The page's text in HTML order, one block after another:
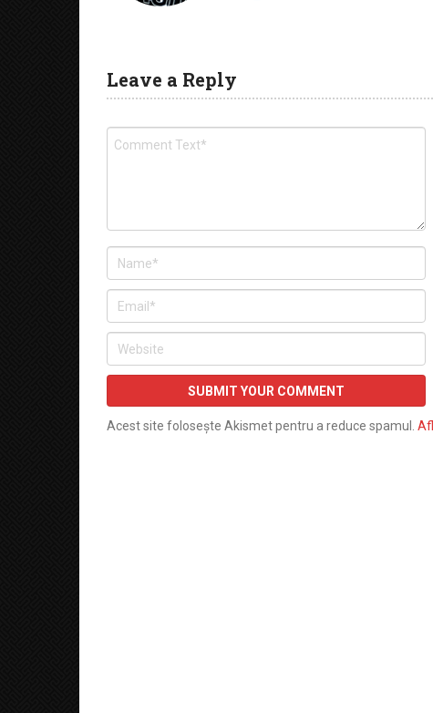
Leave a Reply
Acest site folosește Akismet pentru a reduce spamul.